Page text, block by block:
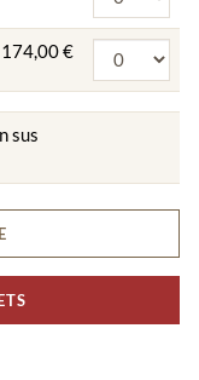
174,00 €
sus